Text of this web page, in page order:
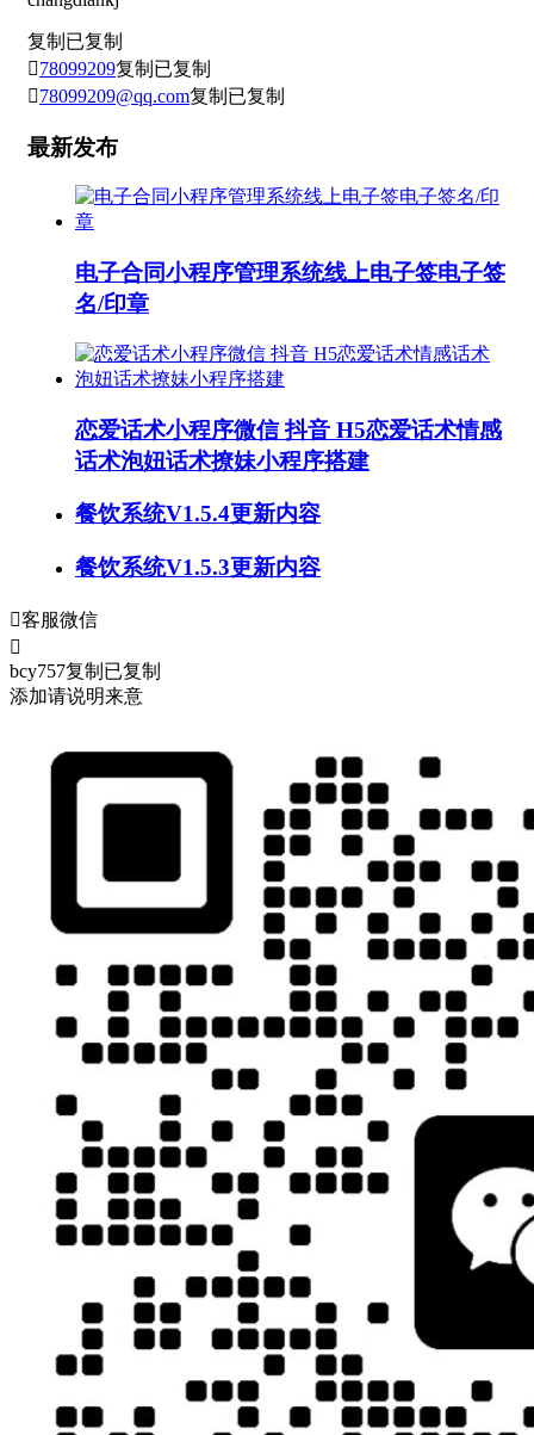
复制 已复制
78099209复制 已复制
78099209@qq.com复制 已复制
最新发布
电子合同小程序管理系统线上电子签电子签
名/印章
恋爱话术小程序微信 抖音 H5恋爱话术情感
话术泡妞话术撩妹小程序搭建
餐饮系统V1.5.4更新内容
餐饮系统V1.5.3更新内容
客服微信

bcy757复制 已复制
添加请说明来意